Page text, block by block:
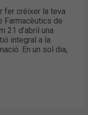
fer créixer la teva
Farmacèutics de
21 d’abril una
integral a la
En un sol dia,